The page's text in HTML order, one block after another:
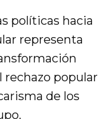
políticas hacia
representa
rechazo popular
de los